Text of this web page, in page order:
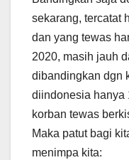
sekarang, tercatat
dan yang tewas
2020, masih jauh
dibandingkan dgn
diindonesia hanya
korban tewas
Maka patut bagi
menimpa kita: